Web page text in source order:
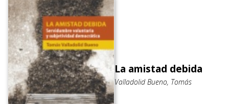
La amistad debida
Valladolid Bueno, Tomás